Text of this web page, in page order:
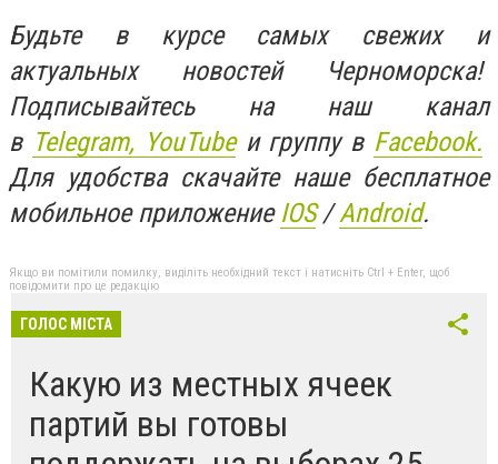
Будьте в курсе самых свежих и
актуальных новостей Черноморска!
Подписывайтесь на наш канал
в Telegram, YouTubeи группу в Facebook.
Для удобства скачайте наше бесплатное
мобильное приложение IOS/Android.
Якщо ви помітили помилку, виділіть необхідний текст і натисніть Ctrl + Enter, щоб
повідомити про це редакцію
ГОЛОС МІСТА
Какую из местных ячеек
партий вы готовы